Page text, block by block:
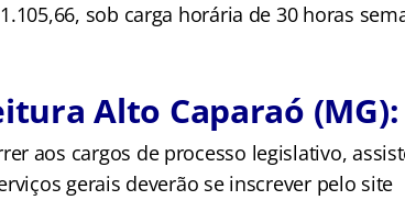
sob carga horária de 30 horas
Alto Caparaó
aos cargos de processo legislativo,
gerais deverão se inscrever pelo site